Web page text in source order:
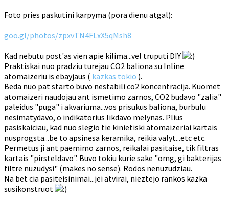
Foto pries paskutini karpyma (pora dienu atgal):
goo.gl/photos/zpxvTN4FLxX5qMsh8
Kad nebutu post'as vien apie kilima...vel truputi DIY
Praktiskai nuo pradziu turejau CO2 baliona su Inline
atomaizeriu is ebayjaus ( kazkas tokio ).
Beda nuo pat starto buvo nestabili co2 koncentracija. Kuomet
atomaizeri naudojau ant ismetimo zarnos, CO2 budavo "zalia"
paleidus "puga" i akvariuma...vos prisukus baliona, burbulu
nesimatydavo, o indikatorius likdavo melynas. Plius
pasiskaiciau, kad nuo slegio tie kinietiski atomaizeriai kartais
nusprogsta...be to apsinesa keramika, reikia valyt...etc etc.
Permetus ji ant paemimo zarnos, reikalai pasitaise, tik filtras
kartais "pirsteldavo". Buvo tokiu kurie sake "omg, gi bakterijas
filtre nuzudysi" (makes no sense). Rodos nenuzudziau.
Na bet cia pasiteisinimai...jei atvirai, nieztejo rankos kazka
susikonstruot